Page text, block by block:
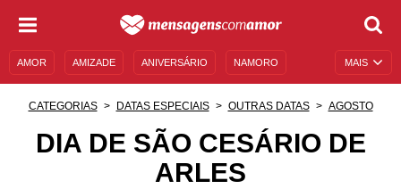
MAIS
AMOR AMIZADE ANIVERSÁRIO NAMORO
AUTOAJUDA DESCULPAS
MENSAGENS DE ANIVERSÁRIO
CATEGORIAS DATAS ESPECIAIS OUTRAS DATAS AGOSTO
DIA DE SÃO CESÁRIO DE
ARLES